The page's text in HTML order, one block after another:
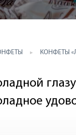
КОНФЕТЫ